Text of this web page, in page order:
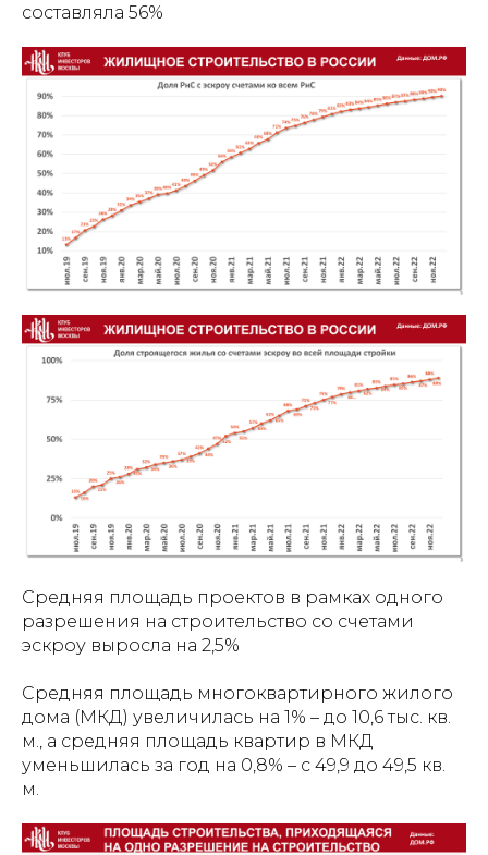
составляла 56%
Средняя площадь проектов в рамках одного
разрешения на строительство со счетами
эскроу выросла на 2,5%
Средняя площадь многоквартирного жилого
дома (МКД) увеличилась на 1% – до 10,6 тыс. кв.
м., а средняя площадь квартир в МКД
уменьшилась за год на 0,8% – с 49,9 до 49,5 кв.
м.